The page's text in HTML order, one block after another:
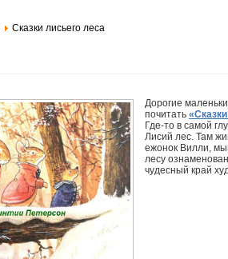
Сказки лисьего леса
Дорогие
почитать
Где-то в самой
Лисий лес. Там
ежонок Вилли,
лесу
чудесный край